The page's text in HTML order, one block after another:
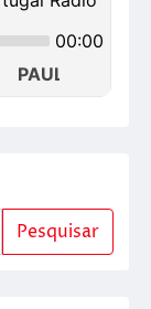
Pesquisar